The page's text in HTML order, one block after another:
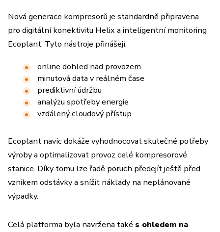
Nová generace kompresorů je standardně připravena
pro digitální konektivitu Helix a inteligentní monitoring
Ecoplant. Tyto nástroje přinášejí:
online dohled nad provozem
minutová data v reálném čase
prediktivní údržbu
analýzu spotřeby energie
vzdálený cloudový přístup
Ecoplant navíc dokáže vyhodnocovat skutečné potřeby
výroby a optimalizovat provoz celé kompresorové
stanice. Díky tomu lze řadě poruch předejít ještě před
vznikem odstávky a snížit náklady na neplánované
výpadky.
Celá platforma byla navržena také s ohledem na